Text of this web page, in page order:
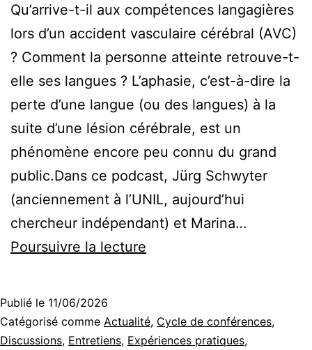
Qu’arrive-t-il aux compétences langagières
lors d’un accident vasculaire cérébral (AVC)
? Comment la personne atteinte retrouve-t-
elle ses langues ? L’aphasie, c’est-à-dire la
perte d’une langue (ou des langues) à la
suite d’une lésion cérébrale, est un
phénomène encore peu connu du grand
public.Dans ce podcast, Jürg Schwyter
(anciennement à l’UNIL, aujourd’hui
chercheur indépendant) et Marina…
Poursuivre la lecture
–
Retrouver
Publié le 11/06/2026
Catégorisé comme Actualité, Cycle de conférences,
Discussions, Entretiens, Expériences pratiques,